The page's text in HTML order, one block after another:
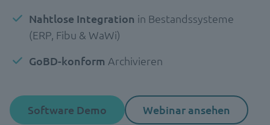
Nahtlose Integration in Bestandssysteme
(ERP, Fibu & WaWi)
GoBD-konform Archivieren
Software Demo Webinar ansehen